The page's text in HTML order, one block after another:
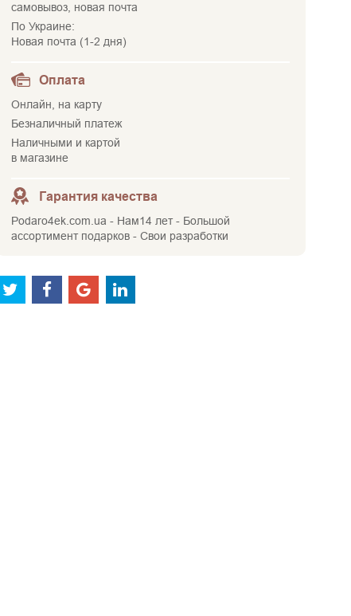
самовывоз, новая почта
По Украине:
Новая почта (1-2 дня)
Оплата
Онлайн, на карту
Безналичный платеж
Наличными и картой
в магазине
Гарантия качества
Podaro4ek.com.ua - Нам14 лет - Большой
ассортимент подарков - Свои разработки